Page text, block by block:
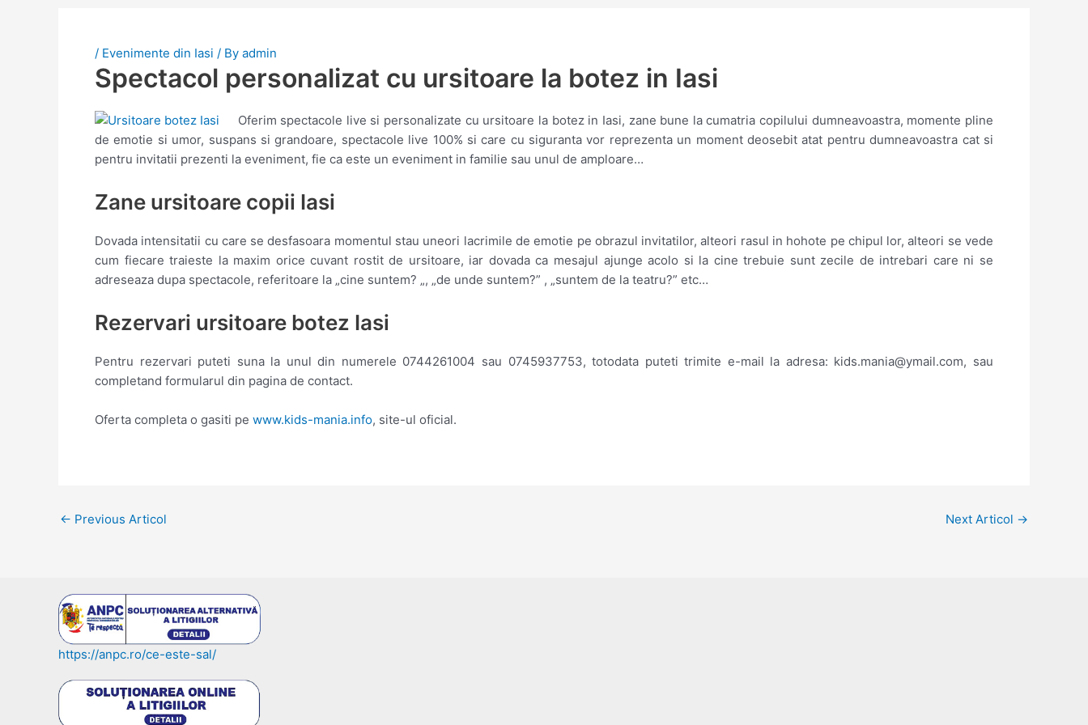
/ Evenimente din Iasi / By admin
Spectacol personalizat cu ursitoare la botez in Iasi
Oferim spectacole live si personalizate cu ursitoare la botez in Iasi, zane bune la cumatria copilului dumneavoastra, momente pline
de emotie si umor, suspans si grandoare, spectacole live 100% si care cu siguranta vor reprezenta un moment deosebit atat pentru dumneavoastra cat si
pentru invitatii prezenti la eveniment, fie ca este un eveniment in familie sau unul de amploare…
Zane ursitoare copii Iasi
Dovada intensitatii cu care se desfasoara momentul stau uneori lacrimile de emotie pe obrazul invitatilor, alteori rasul in hohote pe chipul lor, alteori se vede
cum fiecare traieste la maxim orice cuvant rostit de ursitoare, iar dovada ca mesajul ajunge acolo si la cine trebuie sunt zecile de intrebari care ni se
adreseaza dupa spectacole, referitoare la „cine suntem? „, „de unde suntem?” , „suntem de la teatru?” etc…
Rezervari ursitoare botez Iasi
Pentru rezervari puteti suna la unul din numerele 0744261004 sau 0745937753, totodata puteti trimite e-mail la adresa: kids.mania@ymail.com, sau
completand formularul din pagina de contact.
Oferta completa o gasiti pe www.kids-mania.info, site-ul oficial.
Post
← Previous Articol Next Articol →
https://anpc.ro/ce-este-sal/